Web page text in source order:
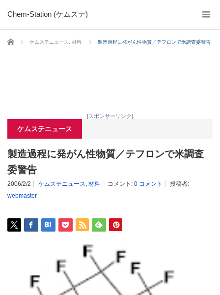
Chem-Station (ケムステ)
ホーム ケムステニュース 材料 製造過程に発がん性物質／テフロンで米調査委警告
[スポンサーリンク]
ケムステニュース
製造過程に発がん性物質／テフロンで米調査
委警告
2006/2/2 ケムステニュース, 材料 コメント: 0 コメント
投稿者:
webmaster